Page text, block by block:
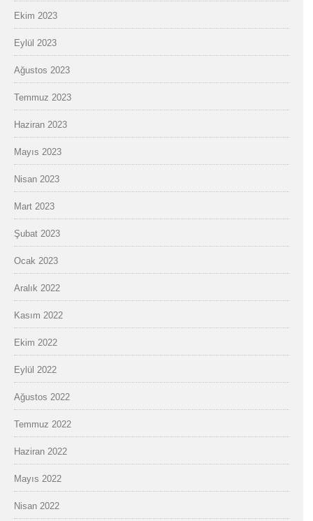
Ekim 2023
Eylül 2023
Ağustos 2023
Temmuz 2023
Haziran 2023
Mayıs 2023
Nisan 2023
Mart 2023
Şubat 2023
Ocak 2023
Aralık 2022
Kasım 2022
Ekim 2022
Eylül 2022
Ağustos 2022
Temmuz 2022
Haziran 2022
Mayıs 2022
Nisan 2022